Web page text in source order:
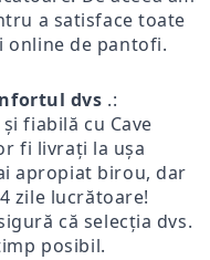
a satisface toate
online de pantofi.
dvs .:
fiabilă cu Cave
fi livrați la ușa
apropiat birou, dar
zile lucrătoare!
că selecția dvs.
posibil.